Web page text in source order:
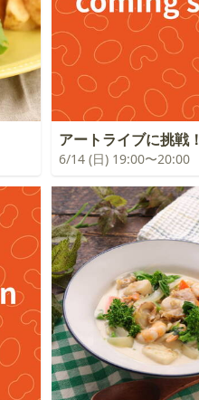
アートライブに挑戦！
6/14 (日) 19:00〜20:00